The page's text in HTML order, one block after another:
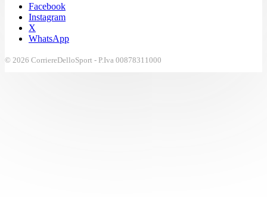
Facebook
Instagram
X
WhatsApp
© 2026 CorriereDelloSport - P.Iva 00878311000